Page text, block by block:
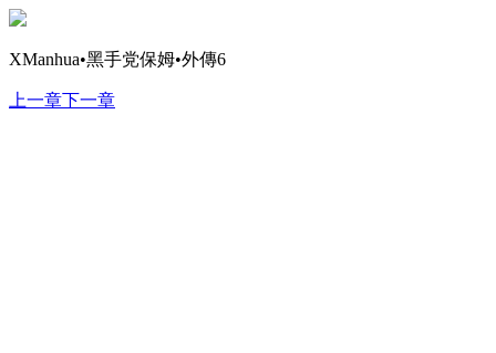
XManhua•黑手党保姆•外傳6
上一章下一章